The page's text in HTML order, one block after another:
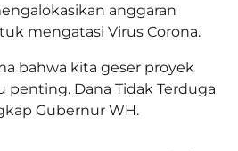
anggaran
mengatasi Virus Corona.
bahwa kita geser proyek
Dana Tidak Terduga
Gubernur WH.